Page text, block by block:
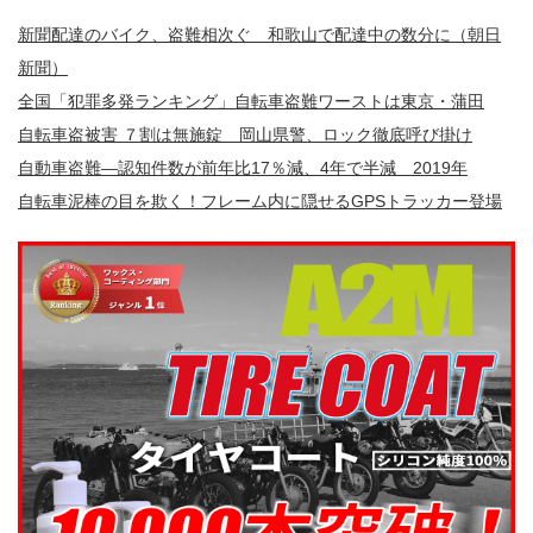
新聞配達のバイク、盗難相次ぐ 和歌山で配達中の数分に（朝日
新聞）
全国「犯罪多発ランキング」自転車盗難ワーストは東京・蒲田
自転車盗被害 ７割は無施錠 岡山県警、ロック徹底呼び掛け
自動車盗難—認知件数が前年比17％減、4年で半減 2019年
自転車泥棒の目を欺く！フレーム内に隠せるGPSトラッカー登場